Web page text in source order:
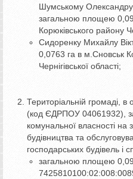
Шумському
загальною площею
Корюківського району
Сидоренку Михайлу
0,0763 га в м.Сновськ
Чернігівської області;
Територіальній громаді, в
(код ЄДРПОУ 04061932),
комунальної власності на
будівництва та
господарських будівель і
загальною площею